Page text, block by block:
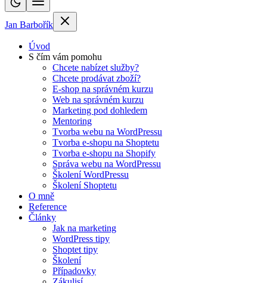
Jan Barbořík
Úvod
S čím vám pomohu
Chcete nabízet služby?
Chcete prodávat zboží?
E-shop na správném kurzu
Web na správném kurzu
Marketing pod dohledem
Mentoring
Tvorba webu na WordPressu
Tvorba e-shopu na Shoptetu
Tvorba e-shopu na Shopify
Správa webu na WordPressu
Školení WordPressu
Školení Shoptetu
O mně
Reference
Články
Jak na marketing
WordPress tipy
Shoptet tipy
Školení
Případovky